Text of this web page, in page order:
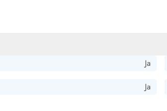
Ja
Ja